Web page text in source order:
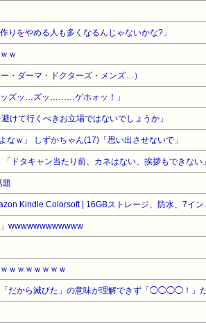
りをやめる人も多くなるんじゃないかな?」
ｗ
・ダーマ・ドクターズ・メンズ…）
ッズッ…ズッ………ゲホォッ！」
けて行くべきお立場ではないでしょうか」
ｗ」 しずかちゃん(17)「思い出させないで」
ドタキャン当たり前、カネはない、挨拶もできない」
題
」wwwwwwwwwwww
ｗｗｗｗｗｗｗ